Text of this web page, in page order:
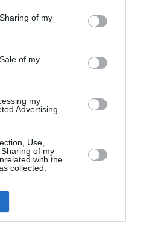
of my
of my
my
Advertising.
Use,
of my
with the
collected.
Άρθρα
Το Ροκ το Ελληνικό:
Τσακνής στο
Θέατρο Άλσος ΔΕΗ